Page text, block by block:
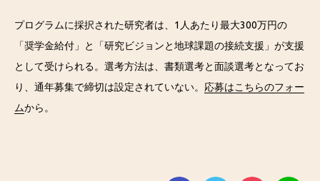
プログラムに採択された研究者は、1人あたり最大300万円の
「奨学金給付」と「研究ビジョンと地球課題の接続支援」が支援
として受けられる。選考方法は、書類選考と面談選考となってお
り、通年募集で締切は設定されていない。 応募はこちらのフォー
ムから。